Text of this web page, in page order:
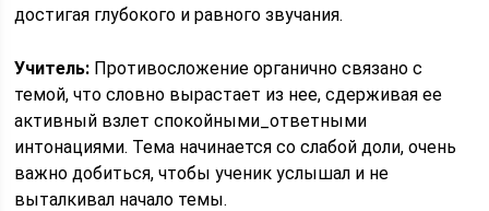
достигая глубокого и равного звучания.
Учитель: Противосложение органично связано с
темой, что словно вырастает из нее, сдерживая ее
активный взлет спокойными_ответными
интонациями. Тема начинается со слабой доли, очень
важно добиться, чтобы ученик услышал и не
выталкивал начало темы.